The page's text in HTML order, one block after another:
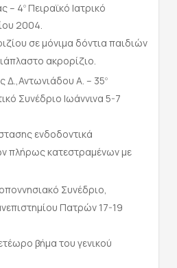
– 4οΠειραϊκό Ιατρικό
2004.
σε μόνιμα δόντια παιδιών
ακρορίζιο.
Δ.,Αντωνιάδου Α. – 35ο
Συνέδριο Ιωάννινα 5-7
ενδοδοντικά
πλήρως κατεστραμένων με
Συνέδριο,
Πατρών 17-19
βήμα του γενικού